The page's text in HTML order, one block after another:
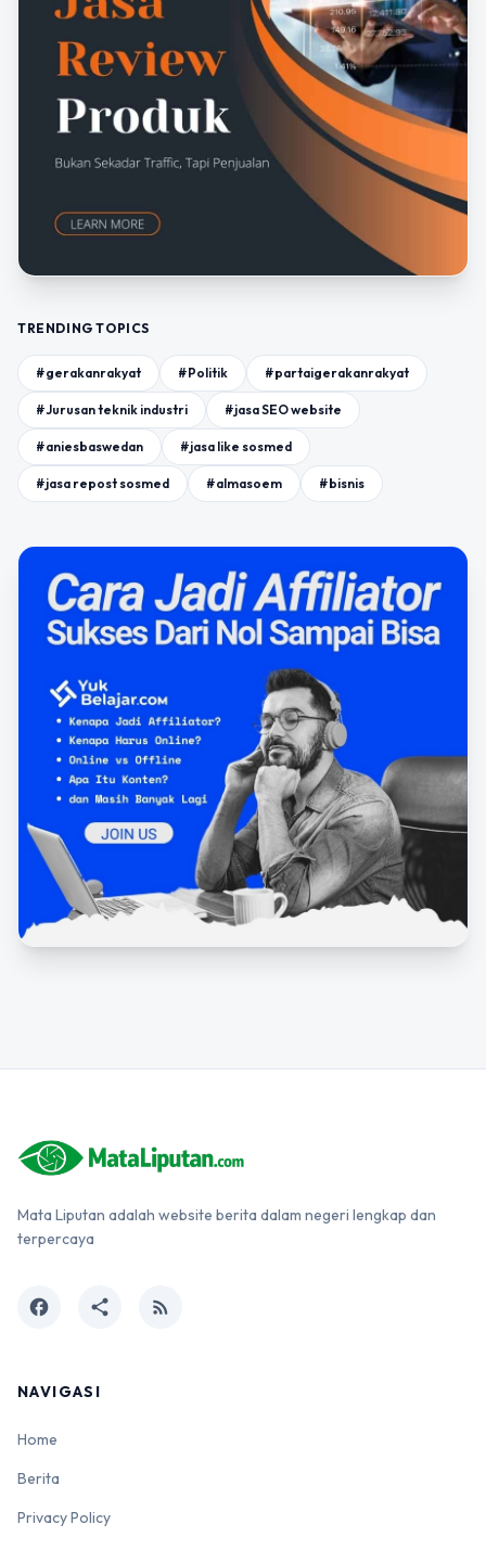
TRENDING TOPICS
#gerakanrakyat #Politik #partaigerakanrakyat
#Jurusan teknik industri #jasa SEO website
#aniesbaswedan #jasa like sosmed
#jasa repost sosmed #almasoem #bisnis
Mata Liputan adalah website berita dalam negeri lengkap dan
terpercaya
facebook share rss_feed
NAVIGASI
Home
Berita
Privacy Policy